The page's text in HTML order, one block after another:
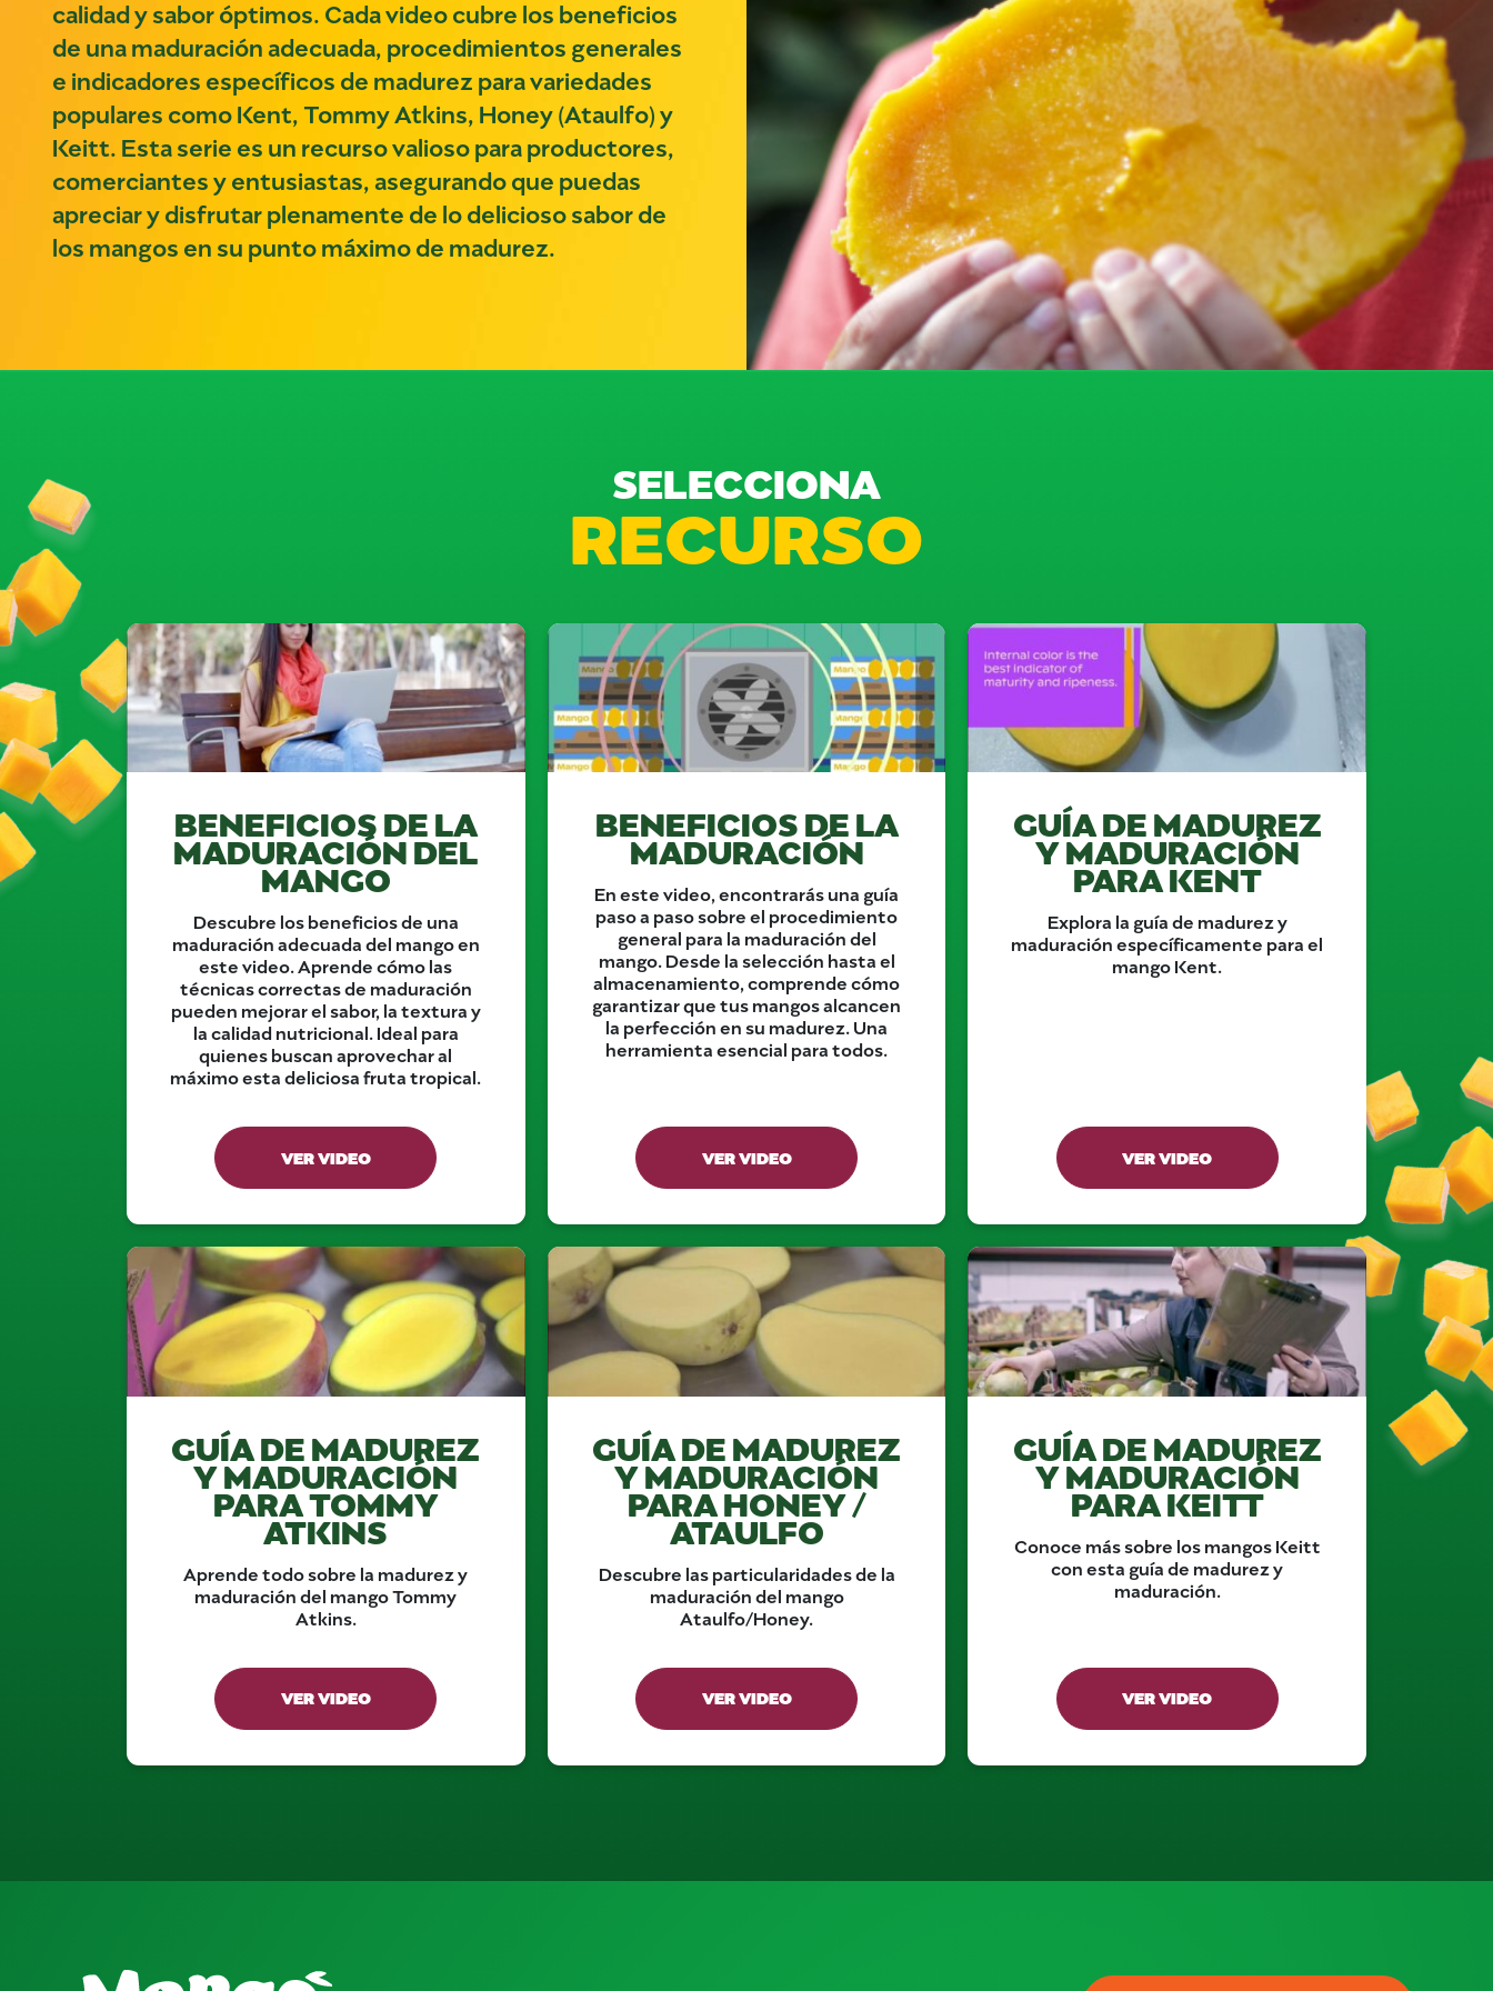
calidad y sabor óptimos. Cada video cubre los beneficios
de una maduración adecuada, procedimientos generales
e indicadores específicos de madurez para variedades
populares como Kent, Tommy Atkins, Honey (Ataulfo) y
Keitt. Esta serie es un recurso valioso para productores,
comerciantes y entusiastas, asegurando que puedas
apreciar y disfrutar plenamente de lo delicioso sabor de
los mangos en su punto máximo de madurez.
SELECCIONA
RECURSO
BENEFICIOS DE LA
MADURACIÓN DEL
MANGO
Descubre los beneficios de una
maduración adecuada del mango en
este video. Aprende cómo las
técnicas correctas de maduración
pueden mejorar el sabor, la textura y
la calidad nutricional. Ideal para
quienes buscan aprovechar al
máximo esta deliciosa fruta tropical.
VER VIDEO
BENEFICIOS DE LA
MADURACIÓN
En este video, encontrarás una guía
paso a paso sobre el procedimiento
general para la maduración del
mango. Desde la selección hasta el
almacenamiento, comprende cómo
garantizar que tus mangos alcancen
la perfección en su madurez. Una
herramienta esencial para todos.
VER VIDEO
GUÍA DE MADUREZ
Y MADURACIÓN
PARA KENT
Explora la guía de madurez y
maduración específicamente para el
mango Kent.
VER VIDEO
GUÍA DE MADUREZ
Y MADURACIÓN
PARA TOMMY
ATKINS
Aprende todo sobre la madurez y
maduración del mango Tommy
Atkins.
VER VIDEO
GUÍA DE MADUREZ
Y MADURACIÓN
PARA HONEY /
ATAULFO
Descubre las particularidades de la
maduración del mango
Ataulfo/Honey.
VER VIDEO
GUÍA DE MADUREZ
Y MADURACIÓN
PARA KEITT
Conoce más sobre los mangos Keitt
con esta guía de madurez y
maduración.
VER VIDEO